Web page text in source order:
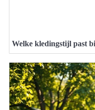
Welke kledingstijl past